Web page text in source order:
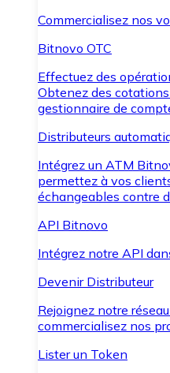
Commercialisez nos
Bitnovo OTC
Effectuez des
Obtenez des
gestionnaire de
Distributeurs
Intégrez un ATM
permettez à vos
échangeables contre
API Bitnovo
Intégrez notre API
Devenir Distributeur
Rejoignez notre
commercialisez nos
Lister un Token